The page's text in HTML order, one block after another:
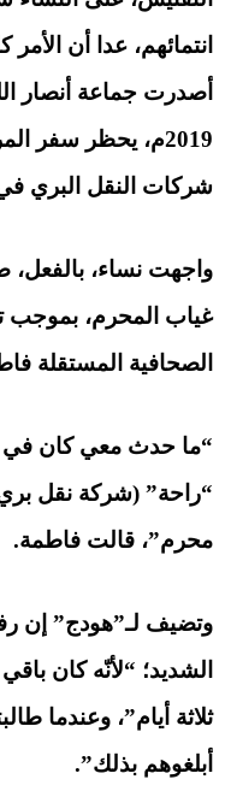
انتمائهم، عدا أن
أصدرت جماعة أنصار
2019م، يحظر سفر
شركات النقل البري
واجهت نساء،
غياب المحرم، بموجب
الصحافية المستقلة
“ما حدث معي كان في
“راحة” (شركة نقل
محرم”، قالت فاطمة.
وتضيف لـ”هودج” إن
الشديد؛ “لأنّه كان
ثلاثة أيام”، وعندما
أبلغوهم بذلك”.